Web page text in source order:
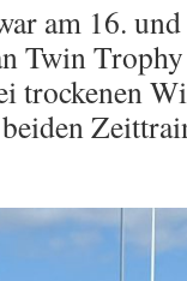
am 16.
Twin
trockenen